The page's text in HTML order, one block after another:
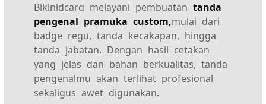
Bikinidcard melayani pembuatan tanda
pengenal pramuka custom,mulai dari
badge regu, tanda kecakapan, hingga
tanda jabatan. Dengan hasil cetakan
yang jelas dan bahan berkualitas, tanda
pengenalmu akan terlihat profesional
sekaligus awet digunakan.